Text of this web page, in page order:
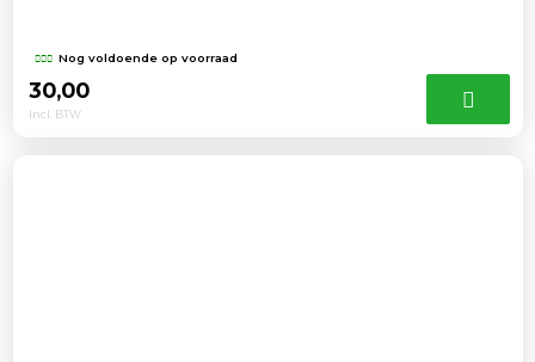
Nog voldoende op voorraad
30,00
Incl. BTW